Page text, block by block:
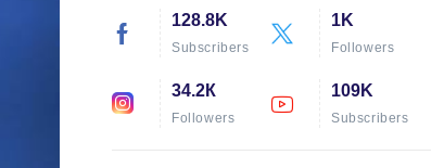
128.8K
Subscribers
1K
Followers
34.2К
Followers
109K
Subscribers